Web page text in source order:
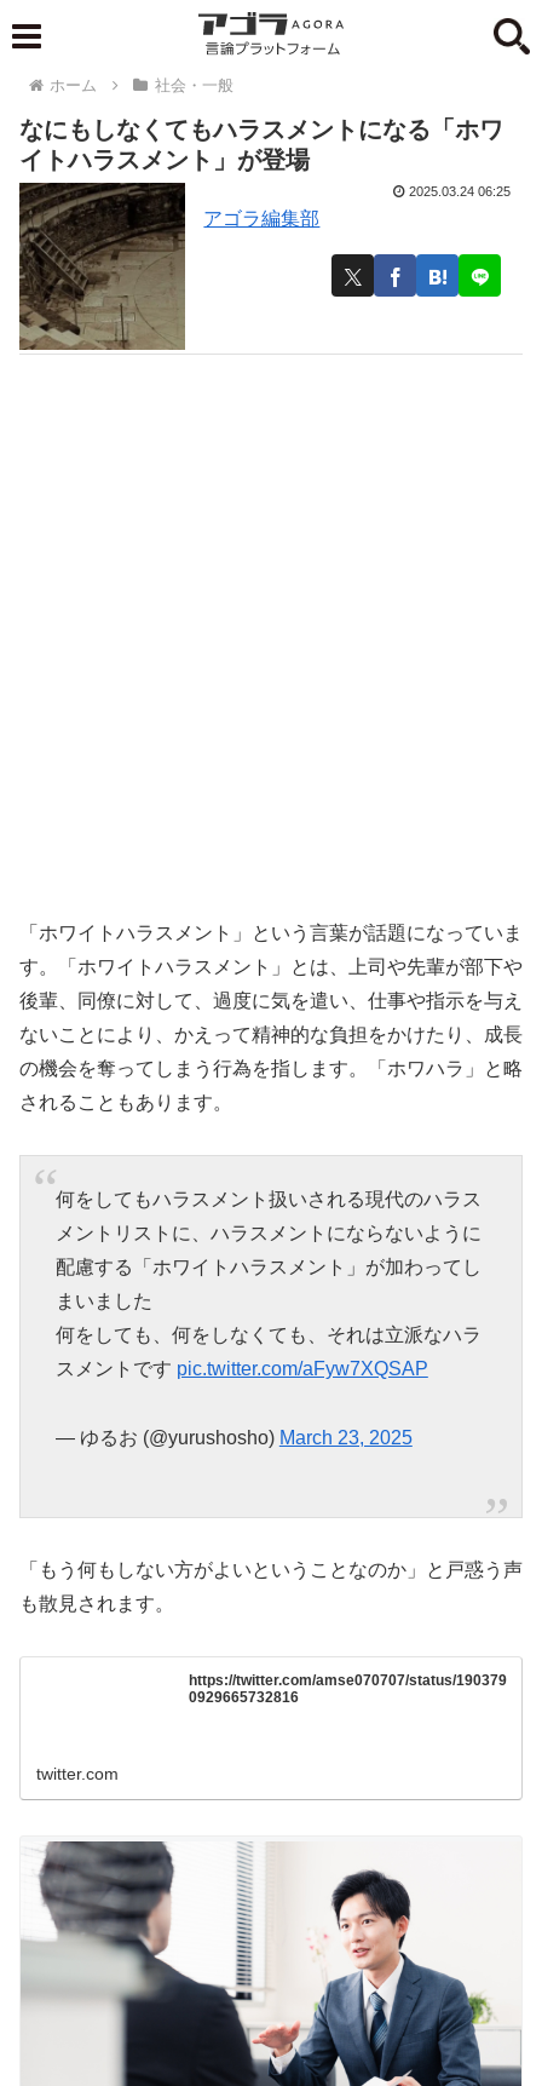
ホーム 社会・一般
なにもしなくてもハラスメントになる「ホワ
イトハラスメント」が登場
アゴラ編集部
2025.03.24 06:25
「ホワイトハラスメント」という言葉が話題になっていま
す。「ホワイトハラスメント」とは、上司や先輩が部下や
後輩、同僚に対して、過度に気を遣い、仕事や指示を与え
ないことにより、かえって精神的な負担をかけたり、成長
の機会を奪ってしまう行為を指します。「ホワハラ」と略
されることもあります。
何をしてもハラスメント扱いされる現代のハラス
メントリストに、ハラスメントにならないように
配慮する「ホワイトハラスメント」が加わってし
まいました
何をしても、何をしなくても、それは立派なハラ
スメントです pic.twitter.com/aFyw7XQSAP
— ゆるお (@yurushosho) March 23, 2025
「もう何もしない方がよいということなのか」と戸惑う声
も散見されます。
https://twitter.com/amse070707/status/190379
0929665732816
twitter.com